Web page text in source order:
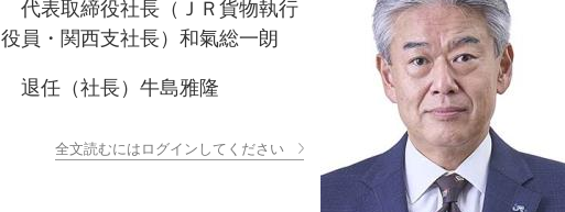
代表取締役社長（ＪＲ貨物執行
役員・関西支社長）和氣総一朗
退任（社長）牛島雅隆
全文読むにはログインしてください